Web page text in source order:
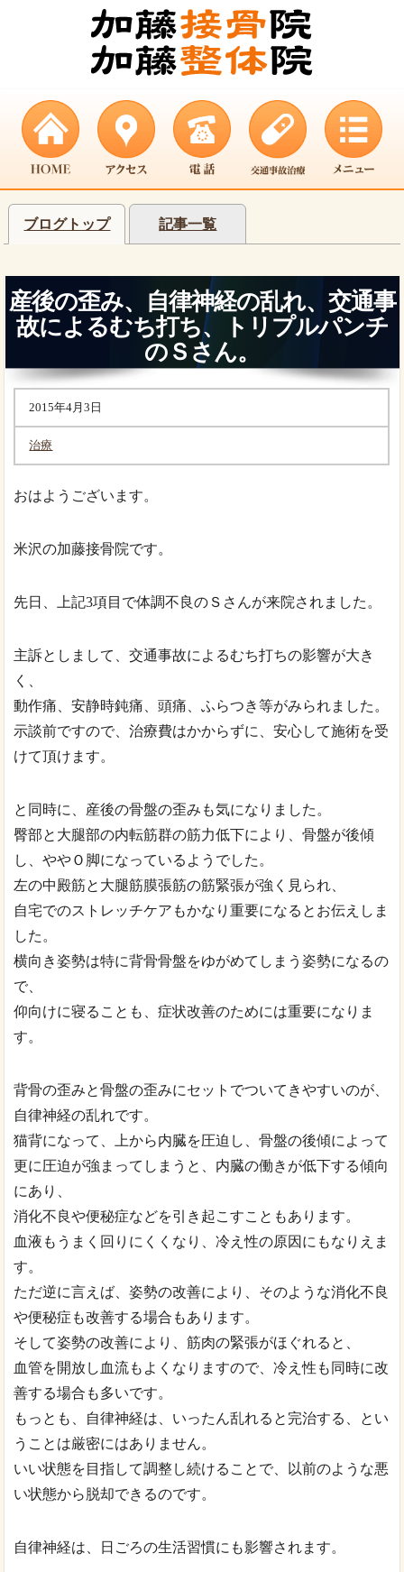
ブログトップ 記事一覧
産後の歪み、自律神経の乱れ、交通事
故によるむち打ち、トリプルパンチ
のＳさん。
2015年4月3日
治療
おはようございます。
米沢の加藤接骨院です。
先日、上記3項目で体調不良のＳさんが来院されました。
主訴としまして、交通事故によるむち打ちの影響が大き
く、
動作痛、安静時鈍痛、頭痛、ふらつき等がみられました。
示談前ですので、治療費はかからずに、安心して施術を受
けて頂けます。
と同時に、産後の骨盤の歪みも気になりました。
臀部と大腿部の内転筋群の筋力低下により、骨盤が後傾
し、ややＯ脚になっているようでした。
左の中殿筋と大腿筋膜張筋の筋緊張が強く見られ、
自宅でのストレッチケアもかなり重要になるとお伝えしま
した。
横向き姿勢は特に背骨骨盤をゆがめてしまう姿勢になるの
で、
仰向けに寝ることも、症状改善のためには重要になりま
す。
背骨の歪みと骨盤の歪みにセットでついてきやすいのが、
自律神経の乱れです。
猫背になって、上から内臓を圧迫し、骨盤の後傾によって
更に圧迫が強まってしまうと、内臓の働きが低下する傾向
にあり、
消化不良や便秘症などを引き起こすこともあります。
血液もうまく回りにくくなり、冷え性の原因にもなりえま
す。
ただ逆に言えば、姿勢の改善により、そのような消化不良
や便秘症も改善する場合もあります。
そして姿勢の改善により、筋肉の緊張がほぐれると、
血管を開放し血流もよくなりますので、冷え性も同時に改
善する場合も多いです。
もっとも、自律神経は、いったん乱れると完治する、とい
うことは厳密にはありません。
いい状態を目指して調整し続けることで、以前のような悪
い状態から脱却できるのです。
自律神経は、日ごろの生活習慣にも影響されます。